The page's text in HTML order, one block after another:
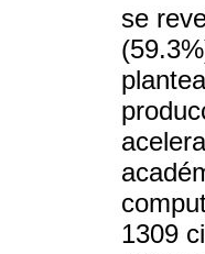
se
1309